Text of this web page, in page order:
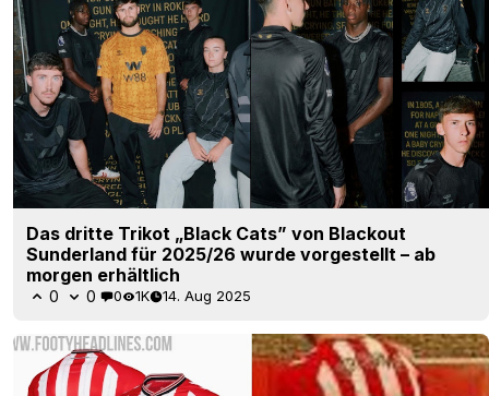
Das dritte Trikot „Black Cats” von Blackout
Sunderland für 2025/26 wurde vorgestellt – ab
morgen erhältlich
0 0 0 1K 14. Aug 2025